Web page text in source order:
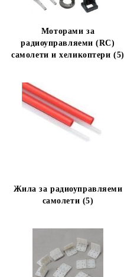
Моторами за
радиоуправляеми (RC)
самолети и хеликоптери (5)
Жила за радиоуправляеми
самолети (5)